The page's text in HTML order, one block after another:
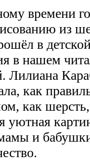
времени
из
в
в нашем
Лилиана
как
как
уютная
и